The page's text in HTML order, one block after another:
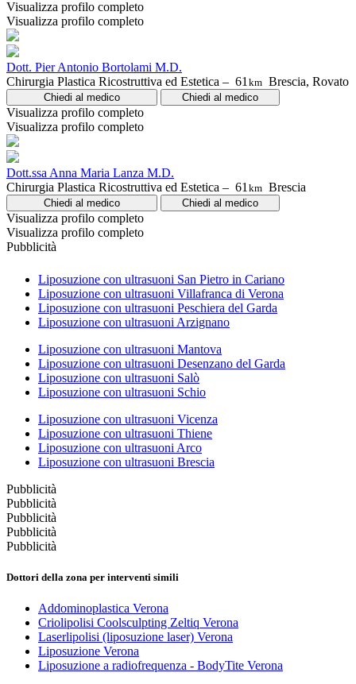
Visualizza profilo completo
Visualizza profilo completo
Dott. Pier Antonio Bortolami M.D.
Chirurgia Plastica Ricostruttiva ed Estetica – 61km Brescia, Rovato
Chiedi al medico Chiedi al medico
Visualizza profilo completo
Visualizza profilo completo
Dott.ssa Anna Maria Lanza M.D.
Chirurgia Plastica Ricostruttiva ed Estetica – 61km Brescia
Chiedi al medico Chiedi al medico
Visualizza profilo completo
Visualizza profilo completo
Pubblicità
Liposuzione con ultrasuoni San Pietro in Cariano
Liposuzione con ultrasuoni Villafranca di Verona
Liposuzione con ultrasuoni Peschiera del Garda
Liposuzione con ultrasuoni Arzignano
Liposuzione con ultrasuoni Mantova
Liposuzione con ultrasuoni Desenzano del Garda
Liposuzione con ultrasuoni Salò
Liposuzione con ultrasuoni Schio
Liposuzione con ultrasuoni Vicenza
Liposuzione con ultrasuoni Thiene
Liposuzione con ultrasuoni Arco
Liposuzione con ultrasuoni Brescia
Pubblicità
Pubblicità
Pubblicità
Pubblicità
Pubblicità
Dottori della zona per interventi simili
Addominoplastica Verona
Criolipolisi Coolsculpting Zeltiq Verona
Laserlipolisi (liposuzione laser) Verona
Liposuzione Verona
Liposuzione a radiofrequenza - BodyTite Verona